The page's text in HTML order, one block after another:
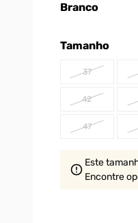
Branco
Tamanho
37
42
47
Este
Encontre